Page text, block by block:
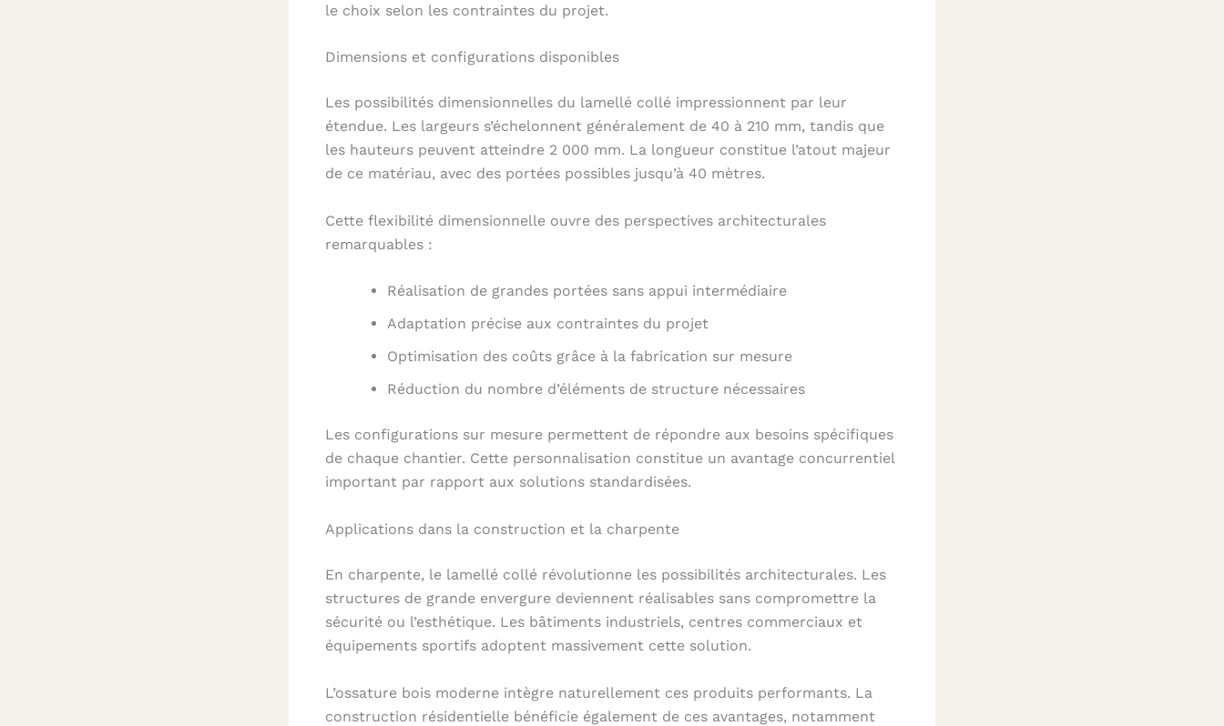
le choix selon les contraintes du projet.
Dimensions et configurations disponibles
Les possibilités dimensionnelles du lamellé collé impressionnent par leur
étendue. Les largeurs s’échelonnent généralement de 40 à 210 mm, tandis que
les hauteurs peuvent atteindre 2 000 mm. La longueur constitue l’atout majeur
de ce matériau, avec des portées possibles jusqu’à 40 mètres.
Cette flexibilité dimensionnelle ouvre des perspectives architecturales
remarquables :
Réalisation de grandes portées sans appui intermédiaire
Adaptation précise aux contraintes du projet
Optimisation des coûts grâce à la fabrication sur mesure
Réduction du nombre d’éléments de structure nécessaires
Les configurations sur mesure permettent de répondre aux besoins spécifiques
de chaque chantier. Cette personnalisation constitue un avantage concurrentiel
important par rapport aux solutions standardisées.
Applications dans la construction et la charpente
En charpente, le lamellé collé révolutionne les possibilités architecturales. Les
structures de grande envergure deviennent réalisables sans compromettre la
sécurité ou l’esthétique. Les bâtiments industriels, centres commerciaux et
équipements sportifs adoptent massivement cette solution.
L’ossature bois moderne intègre naturellement ces produits performants. La
construction résidentielle bénéficie également de ces avantages, notamment